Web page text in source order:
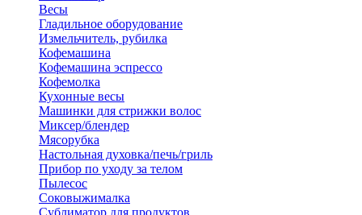
Весы
Гладильное оборудование
Измельчитель, рубилка
Кофемашина
Кофемашина эспрессо
Кофемолка
Кухонные весы
Машинки для стрижки волос
Миксер/блендер
Мясорубка
Настольная духовка/печь/гриль
Прибор по уходу за телом
Пылесос
Соковыжималка
Сублиматор для продуктов